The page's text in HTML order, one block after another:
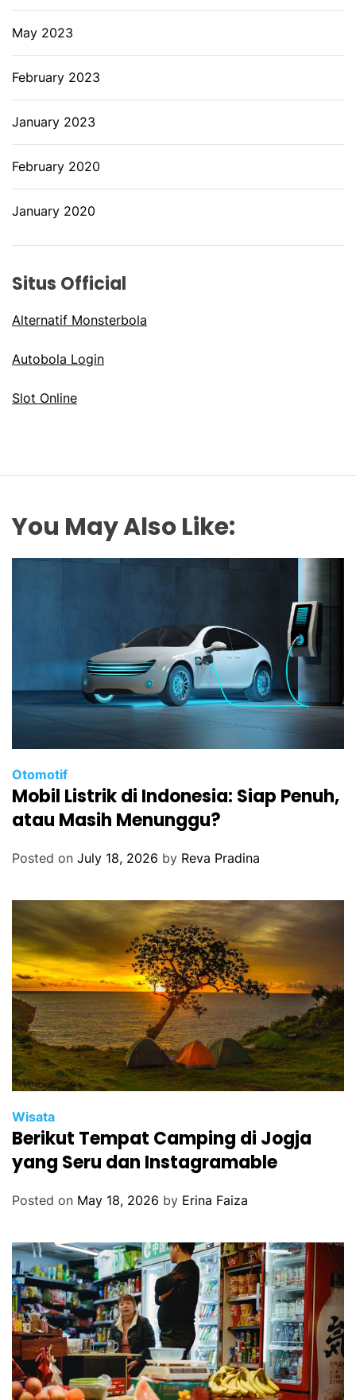
May 2023
February 2023
January 2023
February 2020
January 2020
Situs Official
Alternatif Monsterbola
Autobola Login
Slot Online
You May Also Like:
Otomotif
Mobil Listrik di Indonesia: Siap Penuh,
atau Masih Menunggu?
Posted on July 18, 2026 by Reva Pradina
Wisata
Berikut Tempat Camping di Jogja
yang Seru dan Instagramable
Posted on May 18, 2026 by Erina Faiza